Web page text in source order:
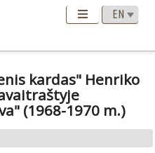
kardas" Henriko
(1968-1970 m.)